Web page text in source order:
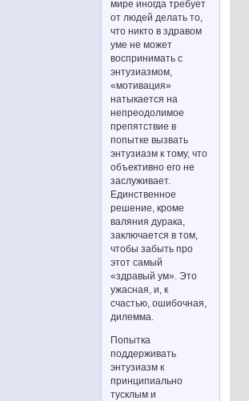
мире иногда требует
от людей делать то,
что никто в здравом
уме не может
воспринимать с
энтузиазмом,
«мотивация»
натыкается на
непреодолимое
препятствие в
попытке вызвать
энтузиазм к тому, что
объективно его не
заслуживает.
Единственное
решение, кроме
валяния дурака,
заключается в том,
чтобы забыть про
этот самый
«здравый ум». Это
ужасная, и, к
счастью, ошибочная,
дилемма.
Попытка
поддерживать
энтузиазм к
принципиально
тусклым и